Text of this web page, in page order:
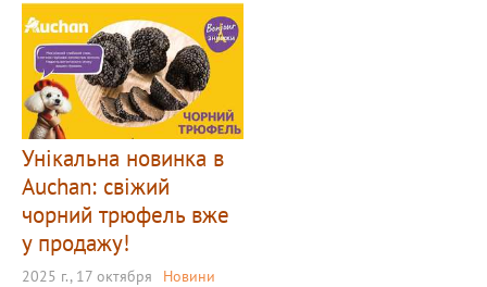
Унікальна новинка в
Auchan: свіжий
чорний трюфель вже
у продажу!
2025 г., 17 октября Новини